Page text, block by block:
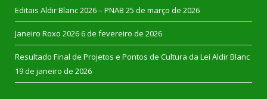
Editais Aldir Blanc 2026 – PNAB 25 de março de 2026
Janeiro Roxo 2026 6 de fevereiro de 2026
Resultado Final de Projetos e Pontos de Cultura da Lei Aldir Blanc
19 de janeiro de 2026